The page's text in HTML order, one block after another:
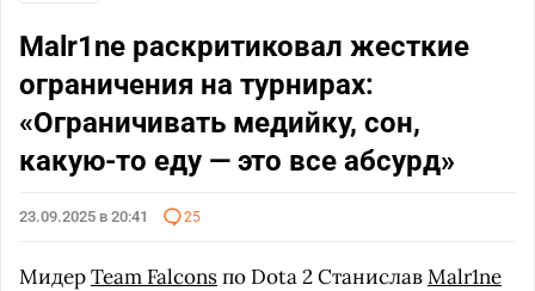
Malr1ne раскритиковал жесткие
ограничения на турнирах:
«Ограничивать медийку, сон,
какую-то еду — это все абсурд»
23.09.2025 в 20:41 25
МидерTeam Falconsпо Dota 2 СтаниславMalr1ne